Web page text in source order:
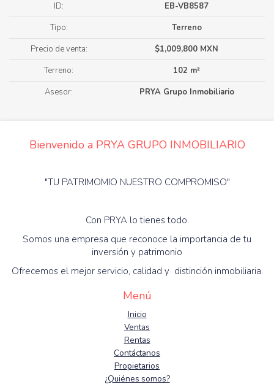
ID:
EB-VB8587
Tipo:
Terreno
Precio de venta:
$1,009,800 MXN
Terreno:
102 m²
Asesor:
PRYA Grupo Inmobiliario
Bienvenido a PRYA GRUPO INMOBILIARIO
"TU PATRIMOMIO NUESTRO COMPROMISO"
Con PRYA lo tienes todo.
Somos una empresa que reconoce la importancia de tu
inversión y patrimonio
Ofrecemos el mejor servicio, calidad y distinción inmobiliaria.
Menú
Inicio
Ventas
Rentas
Contáctanos
Propietarios
¿Quiénes somos?